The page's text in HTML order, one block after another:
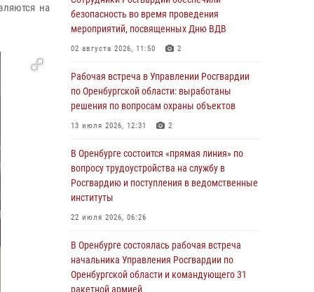
на
ведомственные институты
30 июля 2026, 04:44
Дню Крещения Руси
28 июля 2026, 09:41 1
Росгвардейцы обеспечили правопорядок на
27 июля 2026, 14:36 2
Росгвардейцы предотвратили трагедию:
спасен мужчина в тяжелой жизненной
Росгвардейцы Оренбургской области
проверили готовность детских
образовательных учреждений к новому
безопасность во время проведения
мероприятий, посвященных Дню ВДВ
02 августа 2026, 11:50 2
Рабочая встреча в Управлении Росгвардии
по Оренбургской области: выработаны
решения по вопросам охраны объектов
13 июля 2026, 12:31 2
В Оренбурге состоится «прямая линия» по
вопросу трудоустройства на службу в
Росгвардию и поступления в ведомственные
институты
22 июля 2026, 06:26
В Оренбурге состоялась рабочая встреча
начальника Управления Росгвардии по
Оренбургской области и командующего 31
ракетной армией